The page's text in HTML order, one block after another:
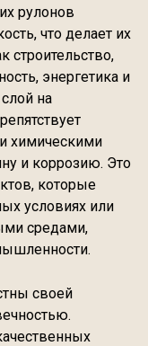
рулонов
что делает их
строительство,
энергетика и
на
химическими
и коррозию. Это
которые
условиях или
средами,
своей